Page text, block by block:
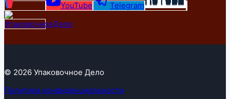
YouTube Telegram
© 2026 Упаковочное Дело
Политика конфиденциальности